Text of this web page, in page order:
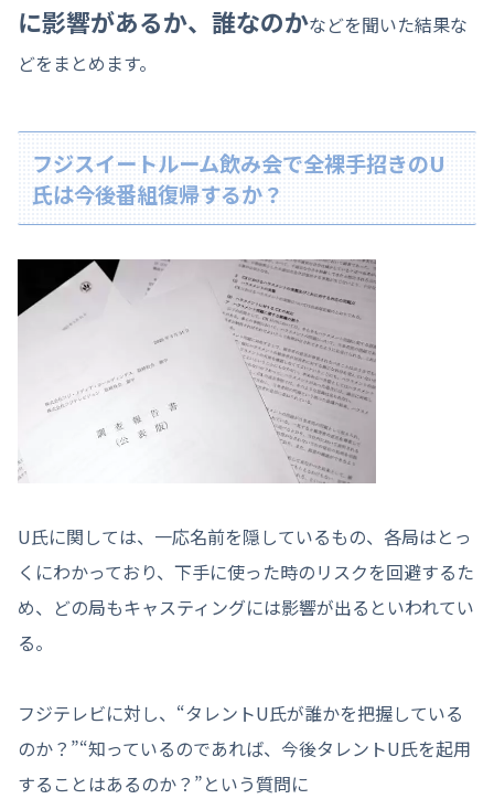
に影響があるか、誰なのかなどを聞いた結果な
どをまとめます。
フジスイートルーム飲み会で全裸手招きのU
氏は今後番組復帰するか？
U氏に関しては、一応名前を隠しているもの、各局はとっ
くにわかっており、下手に使った時のリスクを回避するた
め、どの局もキャスティングには影響が出るといわれてい
る。
フジテレビに対し、“タレントU氏が誰かを把握している
のか？”“知っているのであれば、今後タレントU氏を起用
することはあるのか？”という質問に